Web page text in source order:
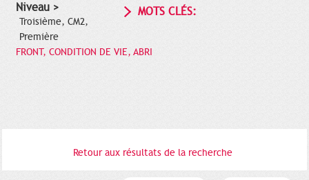
Niveau >
Troisième, CM2,
Première
MOTS CLÉS:
FRONT, CONDITION DE VIE, ABRI
Retour aux résultats de la recherche